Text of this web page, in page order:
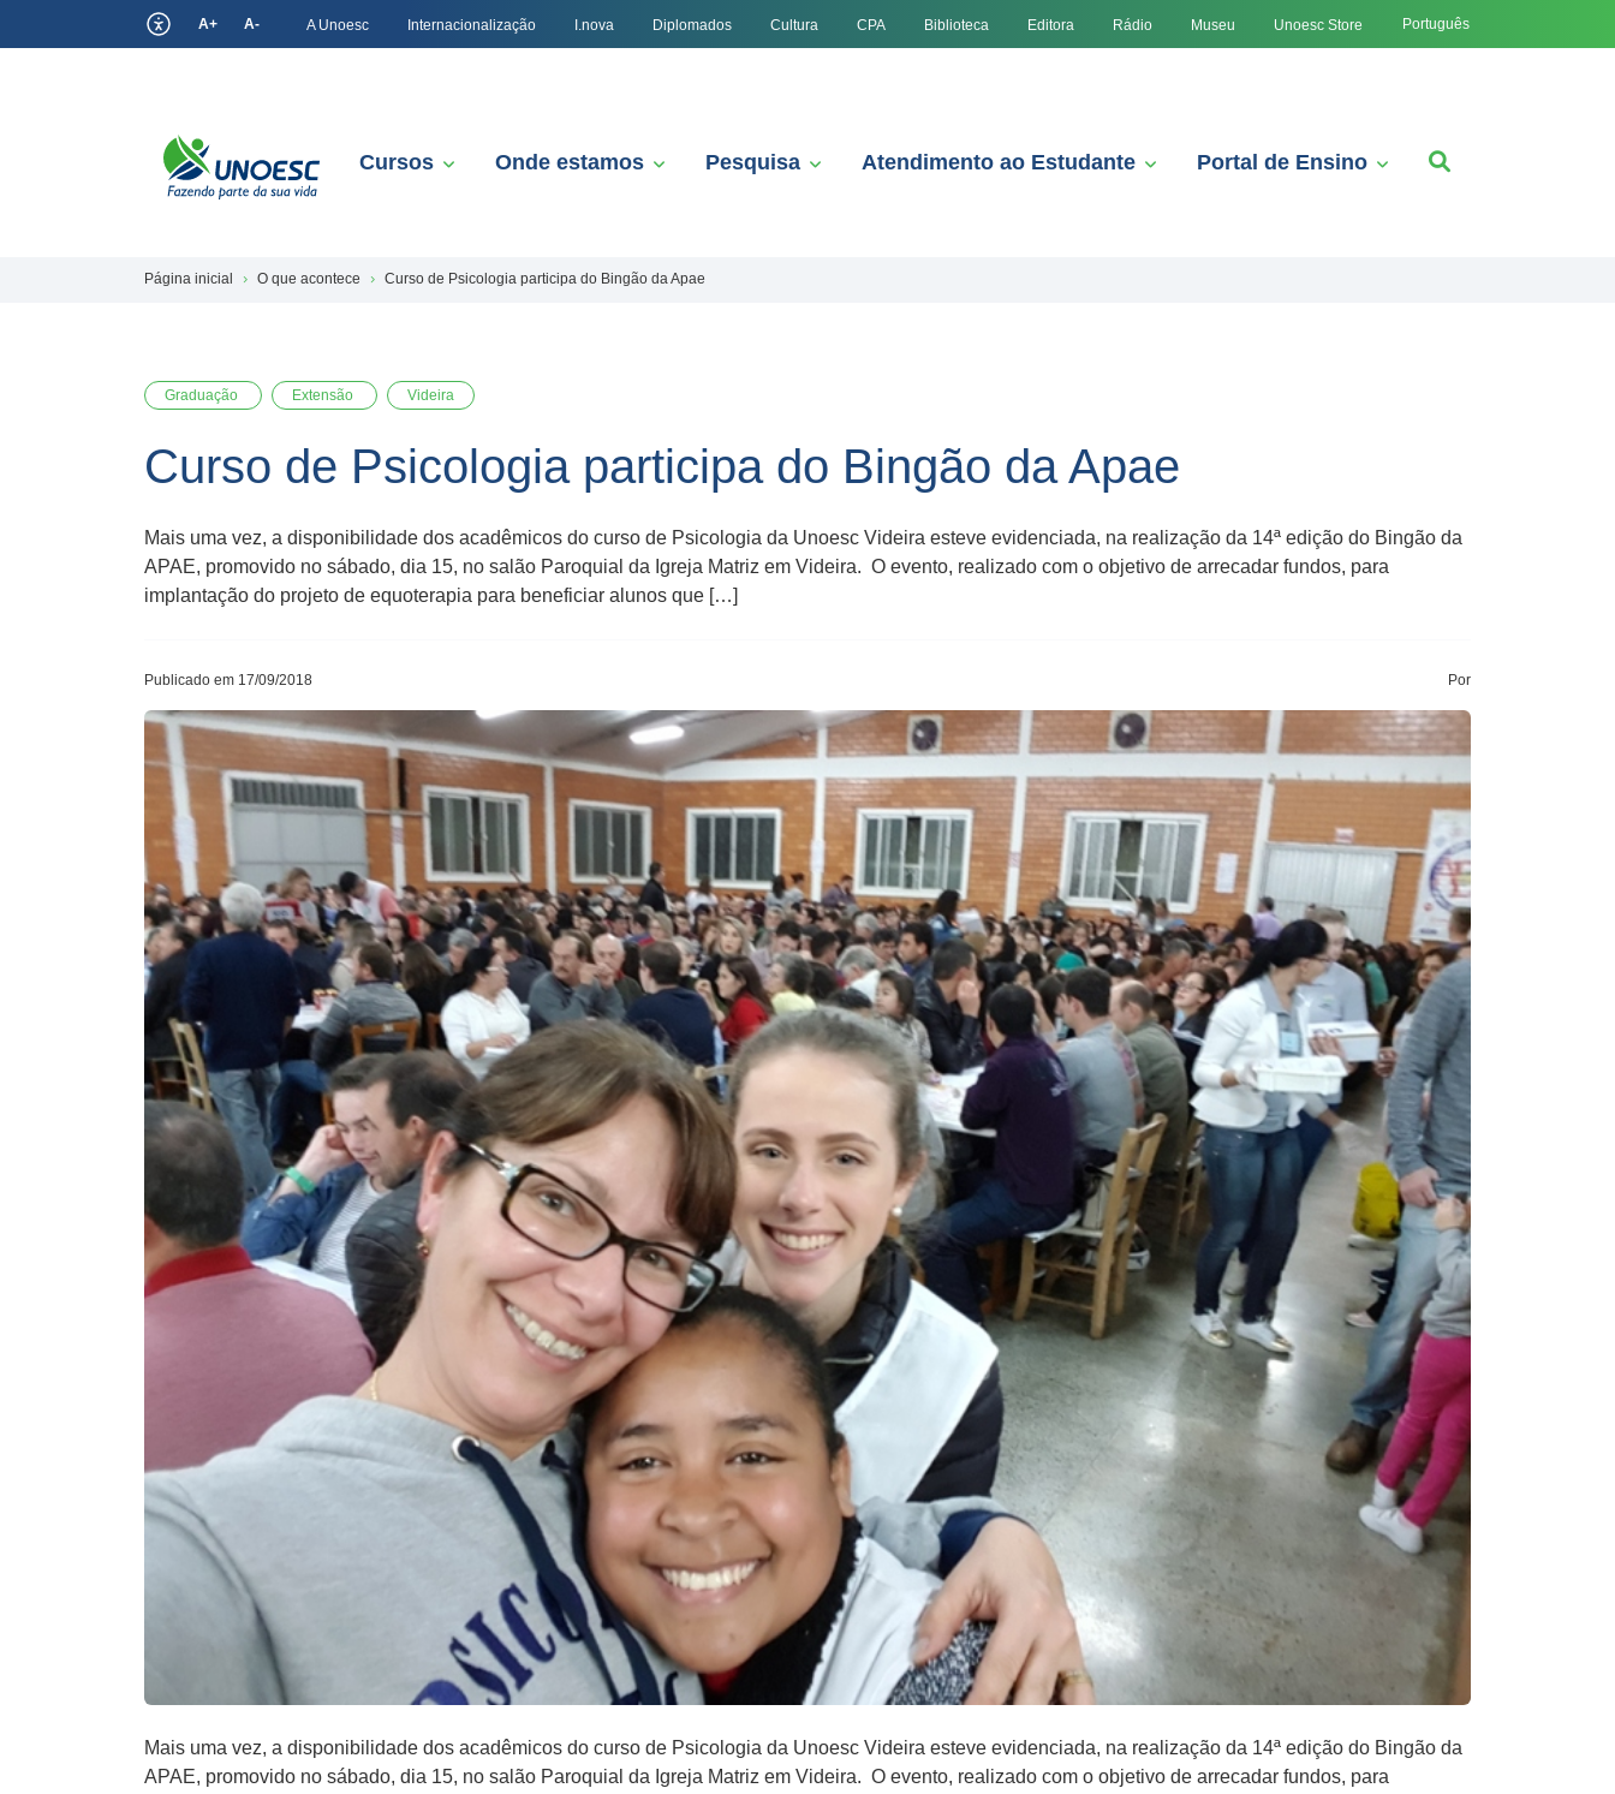
A+ A- A Unoesc Internacionalização I.nova Diplomados Cultura CPA Biblioteca Editora Rádio Museu Unoesc Store Português
Cursos Onde estamos Pesquisa Atendimento ao Estudante Portal de Ensino
Página inicial O que acontece Curso de Psicologia participa do Bingão da Apae
Graduação Extensão Videira
Curso de Psicologia participa do Bingão da Apae
Mais uma vez, a disponibilidade dos acadêmicos do curso de Psicologia da Unoesc Videira esteve evidenciada, na realização da 14ª edição do Bingão da
APAE, promovido no sábado, dia 15, no salão Paroquial da Igreja Matriz em Videira. O evento, realizado com o objetivo de arrecadar fundos, para
implantação do projeto de equoterapia para beneficiar alunos que […]
Publicado em 17/09/2018 Por
Mais uma vez, a disponibilidade dos acadêmicos do curso de Psicologia da Unoesc Videira esteve evidenciada, na realização da 14ª edição do Bingão da
APAE, promovido no sábado, dia 15, no salão Paroquial da Igreja Matriz em Videira. O evento, realizado com o objetivo de arrecadar fundos, para